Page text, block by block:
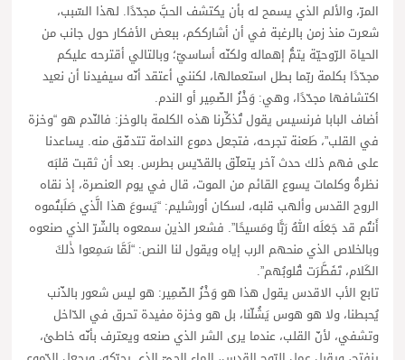
المرّ، والألم الذي يسمح له بأن يكتشف الحبَّ مجدّدًا. لهذا السّبب،
شعرت منذ زمن بالرغبة في أن أشارككم، ببعض الأفكار حول جانب من
الحياة الرّوحيّة يتمُّ إهماله ولكنّه أساسيّ؛ وبالتالي أقترحه عليكم
مجدّدًا بكلمة ربّما بطل استعمالها، لكنني أعتقد أنّه سيفيدنا أن نعيد
اكتشافها مجدّدًا، وهي: وَخْزُ الضّمِير أو الندم.
أضاف البابا فرنسيس يقول تُذكِّرنا هذه الكلمة بالوخز: فالنّدم هو “وخزة
في القلب”، طَعنة تجرحه، فتجعل دموع الندامة تتدفّق منه. يساعدنا
على فهم ذلك حدث آخر يتعلّق بالقدّيس بطرس. بعد أن ثقبت قلبَه
نظرةُ وكلمات يسوع القائم من الموت، قال في يوم العنصرة، إذ نقاه
الروح القدس وألهب قلبه، لسكان أورشليم: “يَسوعَ هذا الَّذي صَلَبتُموه
أَنتُم قد جَعَلَه اللهُ رَبًّا ومَسيحًا”. فشعر الذين سمعوه بالشّرّ الذي صنعوه
وبالخلاص الذي منحهم الرب إياه ويقول لنا النص: “لَمَّا سَمِعوا ذٰلكَ
الكَلام، تَفَطَّرَت قُلوبُهم”.
تابع الأب الاقدس يقول هذا هو وَخْزُ الضّمِير: هو ليس شعور بالذّنب
يُحبطنا، ولا هو هوس يَشُلّنا، بل هو وخزة مفيدة تحرق في الدّاخل
وتشفي، لأنّ القلب، عندما يرى الشر الذي صنعه ويعترف بأنّه خاطئ،